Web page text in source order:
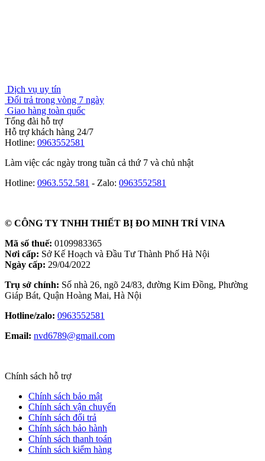
Dịch vụ uy tín
Đổi trả trong vòng 7 ngày
Giao hàng toàn quốc
Tổng đài hỗ trợ
Hỗ trợ khách hàng 24/7
Hotline: 0963552581
Làm việc các ngày trong tuần cả thứ 7 và chủ nhật
Hotline: 0963.552.581 - Zalo: 0963552581
© CÔNG TY TNHH THIẾT BỊ ĐO MINH TRÍ VINA
Mã số thuế: 0109983365
Nơi cấp: Sở Kế Hoạch và Đầu Tư Thành Phố Hà Nội
Ngày cấp: 29/04/2022
Trụ sở chính: Số nhà 26, ngõ 24/83, đường Kim Đồng, Phường
Giáp Bát, Quận Hoàng Mai, Hà Nội
Hotline/zalo: 0963552581
Email: nvd6789@gmail.com
Chính sách hỗ trợ
Chính sách bảo mật
Chính sách vận chuyển
Chính sách đổi trả
Chính sách bảo hành
Chính sách thanh toán
Chính sách kiểm hàng